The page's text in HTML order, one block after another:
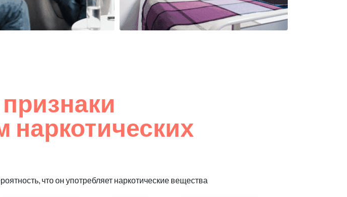
признаки
что он употребляет наркотические вещества